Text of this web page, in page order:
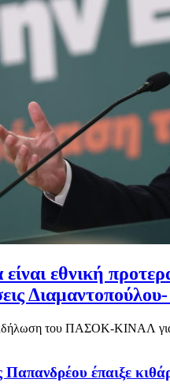
εθνική
του ΠΑΣΟΚ-ΚΙΝΑΛ για
έπαιξε